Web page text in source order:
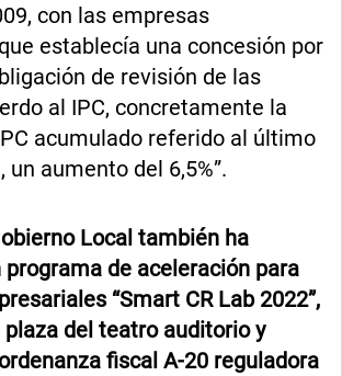
con las empresas
establecía una concesión por
de revisión de las
al IPC, concretamente la
acumulado referido al último
un aumento del 6,5%”.
Local también ha
programa de aceleración para
“Smart CR Lab 2022”,
del teatro auditorio y
fiscal A-20 reguladora